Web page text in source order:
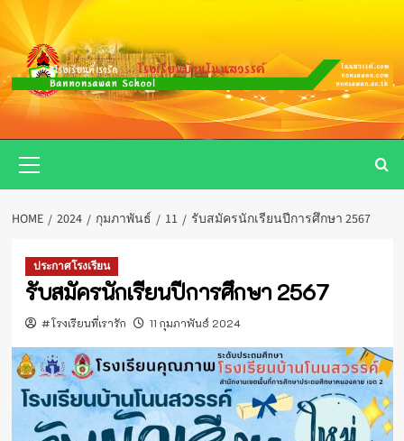
Skip
content
Menu
HOME 2024 กุมภาพันธ์ 11 รับสมัครนักเรียนปีการศึกษา 2567
ประกาศโรงเรียน
รับสมัครนักเรียนปีการศึกษา 2567
#โรงเรียนที่เรารัก 11 กุมภาพันธ์ 2024